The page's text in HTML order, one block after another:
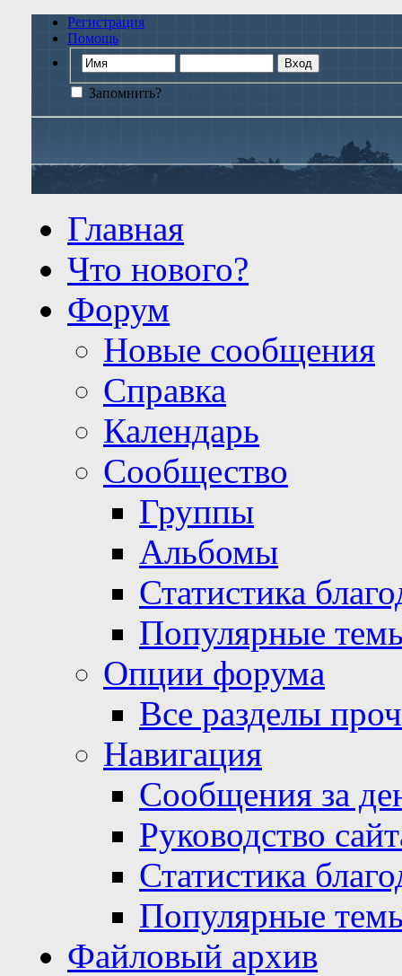
Регистрация
Помощь
Запомнить?
Главная
Что нового?
Форум
Новые сообщения
Справка
Календарь
Сообщество
Группы
Альбомы
Статистика
Популярные
Опции форума
Все разделы
Навигация
Сообщения за
Руководство
Статистика
Популярные
Файловый архив